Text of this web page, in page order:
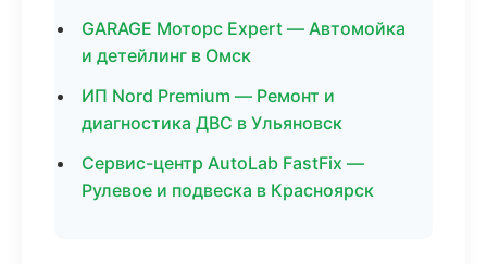
GARAGE Моторс Expert — Автомойка
и детейлинг в Омск
ИП Nord Premium — Ремонт и
диагностика ДВС в Ульяновск
Сервис-центр AutoLab FastFix —
Рулевое и подвеска в Красноярск